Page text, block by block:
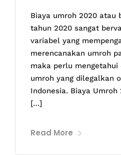
Biaya umroh 2020 atau
tahun 2020 sangat
variabel yang
merencanakan umroh
maka perlu
umroh yang dilegalkan
Indonesia. Biaya Umroh
[…]
Read More